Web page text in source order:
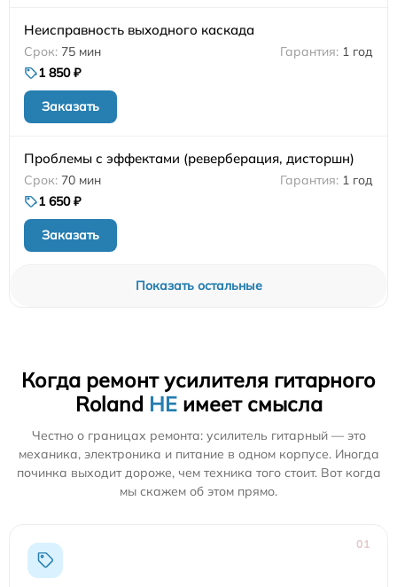
Неисправность выходного каскада
75 мин
1 год
1 850 ₽
Заказать
Проблемы с эффектами (реверберация, дисторшн)
70 мин
1 год
1 650 ₽
Заказать
Показать остальные
Когда ремонт усилителя гитарного
Roland НЕимеет смысла
Честно о границах ремонта: усилитель гитарный — это
механика, электроника и питание в одном корпусе. Иногда
починка выходит дороже, чем техника того стоит. Вот когда
мы скажем об этом прямо.
01